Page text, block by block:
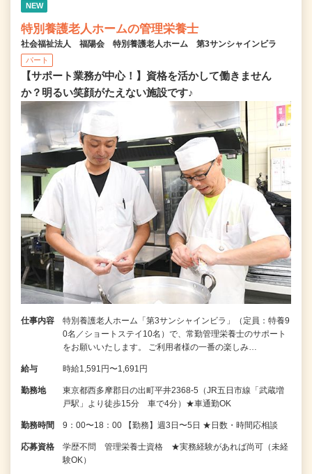
NEW
特別養護老人ホームの管理栄養士
社会福祉法人 福陽会 特別養護老人ホーム 第3サンシャインビラ
パート
【サポート業務が中心！】資格を活かして働きません
か？明るい笑顔がたえない施設です♪
仕事内容
特別養護老人ホーム「第3サンシャインビラ」（定員：特養9
0名／ショートステイ10名）で、常勤管理栄養士のサポート
をお願いいたします。 ご利用者様の一番の楽しみ…
給与 時給1,591円〜1,691円
勤務地
東京都西多摩郡日の出町平井2368-5（JR五日市線「武蔵増
戸駅」より徒歩15分 車で4分）★車通勤OK
勤務時間 9：00〜18：00 【勤務】週3日〜5日 ★日数・時間応相談
応募資格
学歴不問 管理栄養士資格 ★実務経験があれば尚可（未経
験OK）